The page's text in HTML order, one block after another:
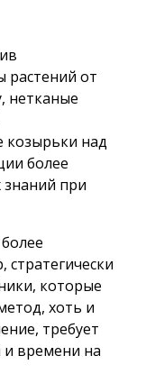
растений от
нетканые
козырьки над
более
при
которые
хоть и
требует
и времени на